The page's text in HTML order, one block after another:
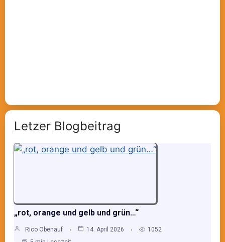
Letzer Blogbeitrag
„rot, orange und gelb und grün…“
Rico Obenauf 14. April 2026
1052